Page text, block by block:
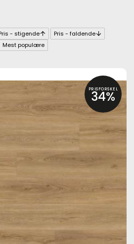
- stigende
Pris - faldende
Mest populære
PRISFORSKEL
34%